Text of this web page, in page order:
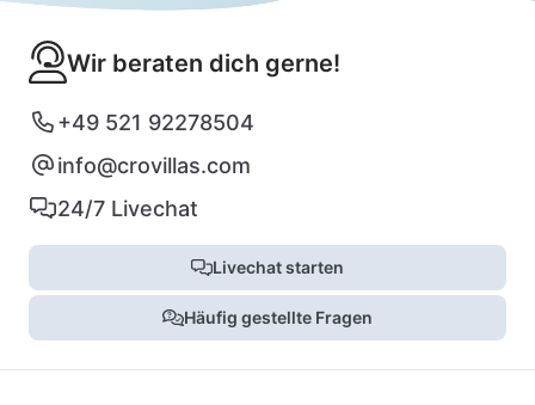
Wir beraten dich gerne!
+49 521 92278504
info@crovillas.com
24/7 Livechat
Livechat starten
Häufig gestellte Fragen